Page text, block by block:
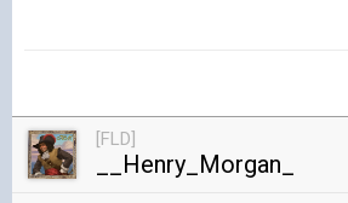
[FLD]
__Henry_Morgan_